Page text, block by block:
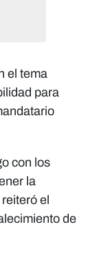
el tema
para
con los
la
el
de